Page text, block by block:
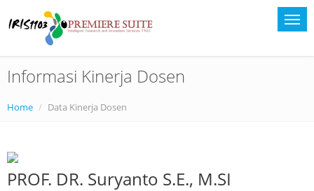
Informasi Kinerja Dosen
Home Data Kinerja Dosen
PROF. DR. Suryanto S.E., M.SI